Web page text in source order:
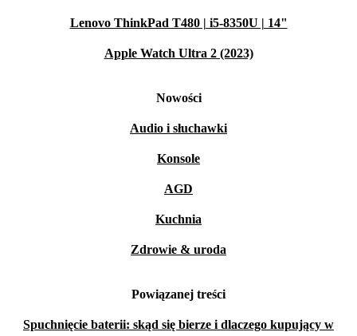
Lenovo ThinkPad T480 | i5-8350U | 14"
Apple Watch Ultra 2 (2023)
Nowości
Audio i słuchawki
Konsole
AGD
Kuchnia
Zdrowie & uroda
Powiązanej treści
Spuchnięcie baterii: skąd się bierze i dlaczego kupujący w